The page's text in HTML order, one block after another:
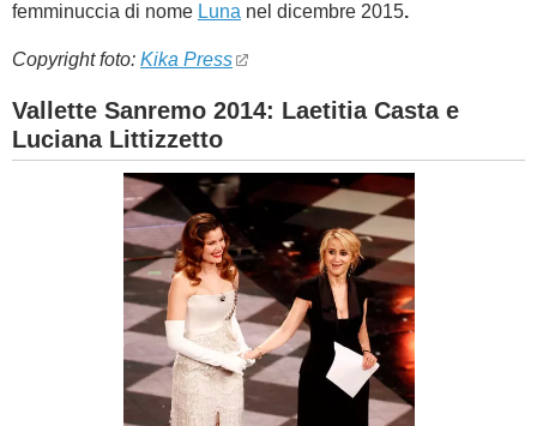
femminuccia di nome Luna nel dicembre 2015.
Copyright foto: Kika Press
Vallette Sanremo 2014: Laetitia Casta e
Luciana Littizzetto